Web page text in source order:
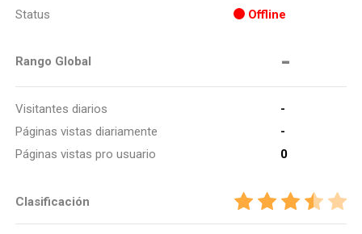
Status Offline
Rango Global -
Visitantes diarios
-
Páginas vistas diariamente
-
Páginas vistas pro usuario
0
Clasificación